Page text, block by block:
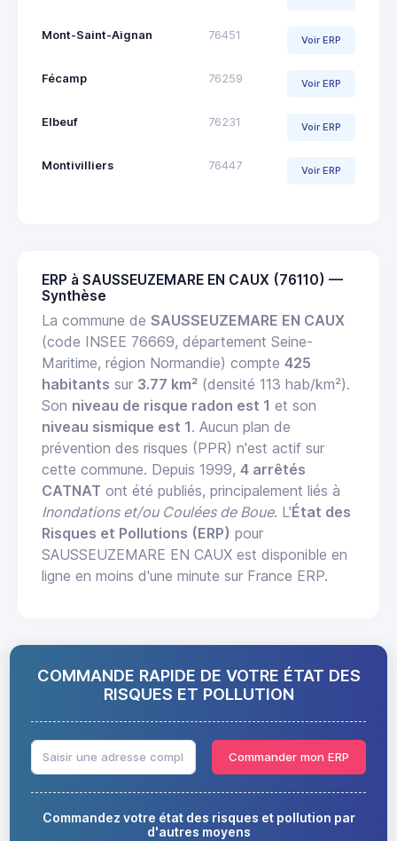
Mont-Saint-Aignan 76451 Voir ERP
Fécamp 76259 Voir ERP
Elbeuf 76231 Voir ERP
Montivilliers 76447 Voir ERP
ERP à SAUSSEUZEMARE EN CAUX (76110) —
Synthèse
La commune de SAUSSEUZEMARE EN CAUX
(code INSEE 76669, département Seine-
Maritime, région Normandie) compte 425
habitants sur 3.77 km² (densité 113 hab/km²).
Son niveau de risque radon est 1 et son
niveau sismique est 1. Aucun plan de
prévention des risques (PPR) n'est actif sur
cette commune. Depuis 1999, 4 arrêtés
CATNAT ont été publiés, principalement liés à
Inondations et/ou Coulées de Boue. L'État des
Risques et Pollutions (ERP) pour
SAUSSEUZEMARE EN CAUX est disponible en
ligne en moins d'une minute sur France ERP.
COMMANDE RAPIDE DE VOTRE ÉTAT DES
RISQUES ET POLLUTION
Commander mon ERP
Commandez votre état des risques et pollution par
d'autres moyens